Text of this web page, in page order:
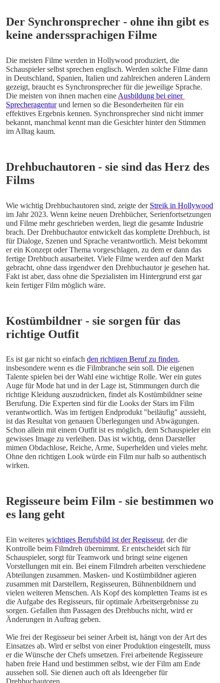
Der Synchronsprecher - ohne ihn gibt es
keine anderssprachigen Filme
Die meisten Filme werden in Hollywood produziert, die
Schauspieler selbst sprechen englisch. Werden solche Filme dann
in Deutschland, Spanien, Italien und zahlreichen anderen Ländern
gezeigt, braucht es Synchronsprecher für die jeweilige Sprache.
Die meisten von ihnen machen eine Ausbildung bei einer
Sprecheragentur und lernen so die Besonderheiten für ein
effektives Ergebnis kennen. Synchronsprecher sind nicht immer
bekannt, manchmal kennt man die Gesichter hinter den Stimmen
im Alltag kaum.
Drehbuchautoren - sie sind das Herz des
Films
Wie wichtig Drehbuchautoren sind, zeigte der Streik in Hollywood
im Jahr 2023. Wenn keine neuen Drehbücher, Serienfortsetzungen
und Filme mehr geschrieben werden, liegt die gesamte Industrie
brach. Der Drehbuchautor entwickelt das komplette Drehbuch, ist
für Dialoge, Szenen und Sprache verantwortlich. Meist bekommt
er ein Konzept oder Thema vorgeschlagen, zu dem er dann das
fertige Drehbuch ausarbeitet. Viele Filme werden auf den Markt
gebracht, ohne dass irgendwer den Drehbuchautor je gesehen hat.
Fakt ist aber, dass ohne die Spezialisten im Hintergrund erst gar
kein fertiger Film möglich wäre.
Kostümbildner - sie sorgen für das
richtige Outfit
Es ist gar nicht so einfach den richtigen Beruf zu finden,
insbesondere wenn es die Filmbranche sein soll. Die eigenen
Talente spielen bei der Wahl eine wichtige Rolle. Wer ein gutes
Auge für Mode hat und in der Lage ist, Stimmungen durch die
richtige Kleidung auszudrücken, findet als Kostümbildner seine
Berufung. Die Experten sind für die Looks der Stars im Film
verantwortlich. Was im fertigen Endprodukt "beiläufig" aussieht,
ist das Resultat von genauen Überlegungen und Abwägungen.
Schon allein mit einem Outfit ist es möglich, dem Schauspieler ein
gewisses Image zu verleihen. Das ist wichtig, denn Darsteller
mimen Obdachlose, Reiche, Arme, Superhelden und vieles mehr.
Ohne den richtigen Look würde ein Film nur halb so authentisch
wirken.
Regisseure beim Film - sie bestimmen wo
es lang geht
Ein weiteres wichtiges Berufsbild ist der Regisseur, der die
Kontrolle beim Filmdreh übernimmt. Er entscheidet sich für
Schauspieler, sorgt für Teamwork und bringt seine eigenen
Vorstellungen mit ein. Bei einem Filmdreh arbeiten verschiedene
Abteilungen zusammen. Masken- und Kostümbildner agieren
zusammen mit Darstellern, Regisseuren, Bühnenbildnern und
vielen weiteren Menschen. Als Kopf des kompletten Teams ist es
die Aufgabe des Regisseurs, für optimale Arbeitsergebnisse zu
sorgen. Gefallen ihm Passagen des Drehbuchs nicht, wird er
Änderungen in Auftrag geben.
Wie frei der Regisseur bei seiner Arbeit ist, hängt von der Art des
Einsatzes ab. Wird er selbst von einer Produktion eingestellt, muss
er die Wünsche der Chefs umsetzen. Frei arbeitende Regisseure
haben freie Hand und bestimmen selbst, wie der Film am Ende
aussehen soll. Sie dienen auch oft als Ideengeber für
Drehbuchautoren.